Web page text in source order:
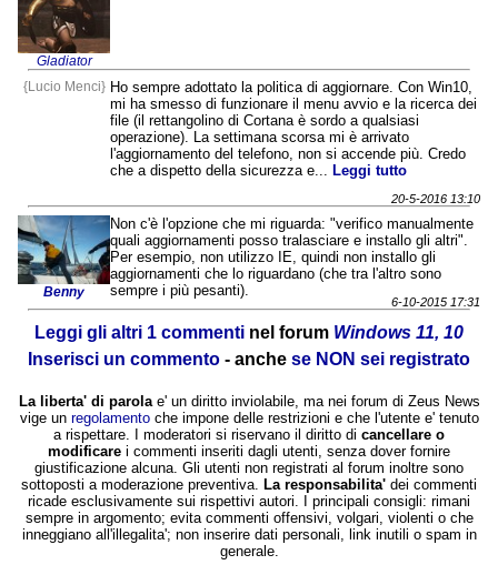
Gladiator
{Lucio Menci} Ho sempre adottato la politica di aggiornare. Con Win10,
mi ha smesso di funzionare il menu avvio e la ricerca dei
file (il rettangolino di Cortana è sordo a qualsiasi
operazione). La settimana scorsa mi è arrivato
l'aggiornamento del telefono, non si accende più. Credo
che a dispetto della sicurezza e...Leggi tutto
20-5-2016 13:10
Benny
Non c'è l'opzione che mi riguarda: "verifico manualmente
quali aggiornamenti posso tralasciare e installo gli altri".
Per esempio, non utilizzo IE, quindi non installo gli
aggiornamenti che lo riguardano (che tra l'altro sono
sempre i più pesanti).
6-10-2015 17:31
Leggi gli altri 1 commenti nel forum Windows 11, 10
Inserisci un commento - anche se NON sei registrato
La liberta' di parolae' un diritto inviolabile, ma nei forum di Zeus News
vige un regolamentoche impone delle restrizioni e che l'utente e' tenuto
a rispettare. I moderatori si riservano il diritto di cancellare o
modificare i commenti inseriti dagli utenti, senza dover fornire
giustificazione alcuna. Gli utenti non registrati al forum inoltre sono
sottoposti a moderazione preventiva. La responsabilita' dei commenti
ricade esclusivamente sui rispettivi autori. I principali consigli: rimani
sempre in argomento; evita commenti offensivi, volgari, violenti o che
inneggiano all'illegalita'; non inserire dati personali, link inutili o spam in
generale.